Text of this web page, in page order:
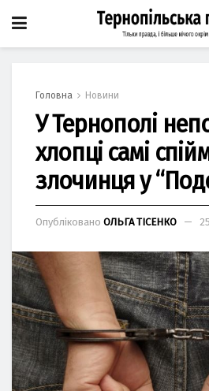
Головна Новини
У Тернополі
хлопці самі
злочинця у
Опубліковано ОЛЬГА ТІСЕНКО